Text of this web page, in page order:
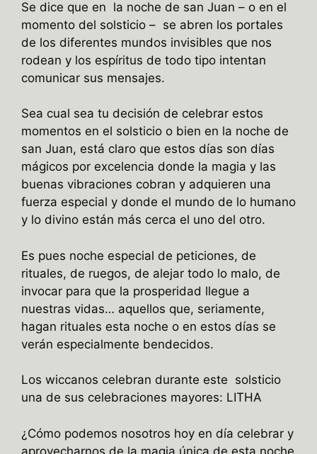
Se dice que en la noche de san Juan – o en el
momento del solsticio – se abren los portales
de los diferentes mundos invisibles que nos
rodean y los espíritus de todo tipo intentan
comunicar sus mensajes.
Sea cual sea tu decisión de celebrar estos
momentos en el solsticio o bien en la noche de
san Juan, está claro que estos días son días
mágicos por excelencia donde la magia y las
buenas vibraciones cobran y adquieren una
fuerza especial y donde el mundo de lo humano
y lo divino están más cerca el uno del otro.
Es pues noche especial de peticiones, de
rituales, de ruegos, de alejar todo lo malo, de
invocar para que la prosperidad llegue a
nuestras vidas… aquellos que, seriamente,
hagan rituales esta noche o en estos días se
verán especialmente bendecidos.
Los wiccanos celebran durante este solsticio
una de sus celebraciones mayores: LITHA
¿Cómo podemos nosotros hoy en día celebrar y
aprovecharnos de la magia única de esta noche